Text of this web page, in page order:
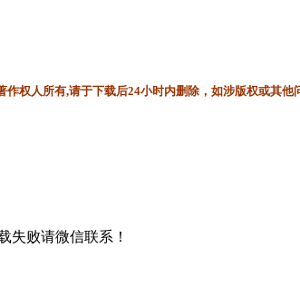
权人所有,请于下载后24小时内删除，如涉版权或其
失败请微信联系！